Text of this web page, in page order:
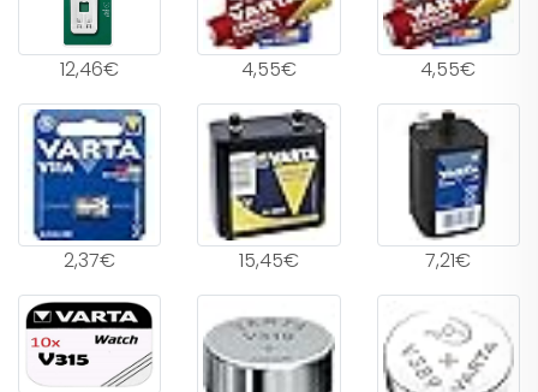
12,46€ 4,55€ 4,55€
2,37€ 15,45€ 7,21€